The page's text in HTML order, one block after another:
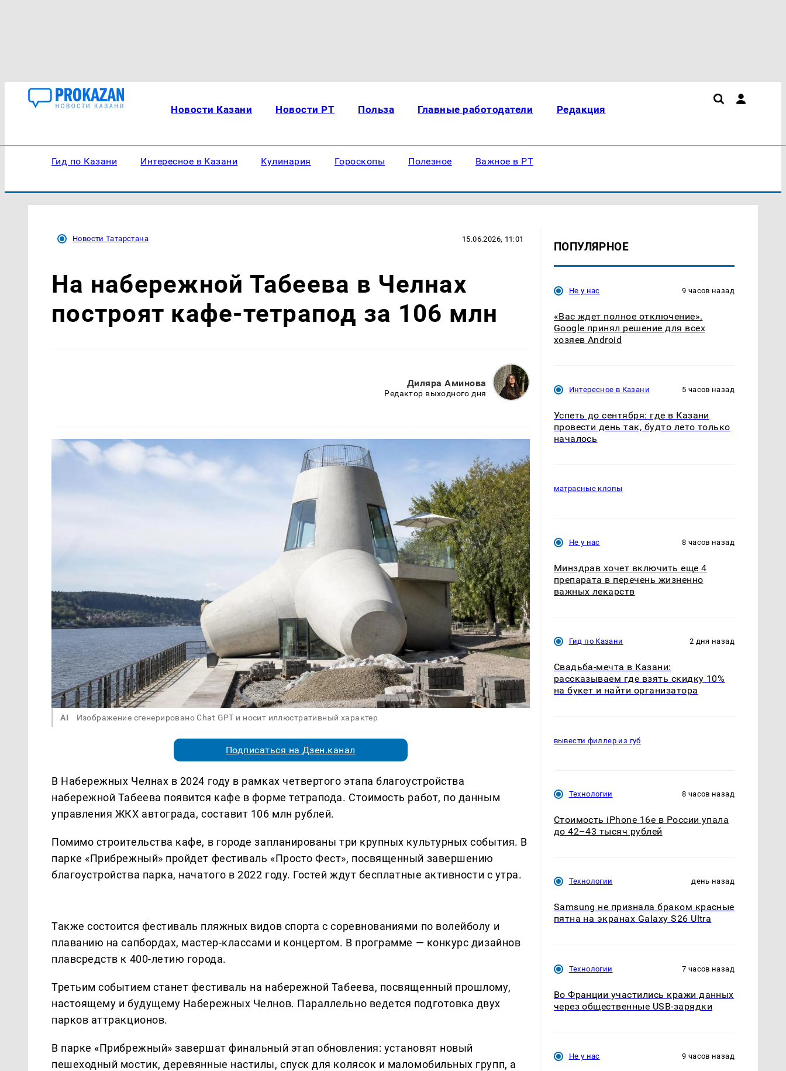
Новости Казани Новости РТ Польза Главные работодатели Редакция
Гид по Казани Интересное в Казани Кулинария Гороскопы Полезное Важное в РТ
Новости Татарстана 15.06.2026, 11:01
На набережной Табеева в Челнах
построят кафе-тетрапод за 106 млн
Диляра Аминова
Редактор выходного дня
AI Изображение сгенерировано Chat GPT и носит иллюстративный характер
Подписаться на Дзен.канал
В Набережных Челнах в 2024 году в рамках четвертого этапа благоустройства
набережной Табеева появится кафе в форме тетрапода. Стоимость работ, по данным
управления ЖКХ автограда, составит 106 млн рублей.
Помимо строительства кафе, в городе запланированы три крупных культурных события. В
парке «Прибрежный» пройдет фестиваль «Просто Фест», посвященный завершению
благоустройства парка, начатого в 2022 году. Гостей ждут бесплатные активности с утра.
Также состоится фестиваль пляжных видов спорта с соревнованиями по волейболу и
плаванию на сапбордах, мастер-классами и концертом. В программе — конкурс дизайнов
плавсредств к 400-летию города.
Третьим событием станет фестиваль на набережной Табеева, посвященный прошлому,
настоящему и будущему Набережных Челнов. Параллельно ведется подготовка двух
парков аттракционов.
В парке «Прибрежный» завершат финальный этап обновления: установят новый
пешеходный мостик, деревянные настилы, спуск для колясок и маломобильных групп, а
ПОПУЛЯРНОЕ
Не у нас 9 часов назад
«Вас ждет полное отключение».
Google принял решение для всех
хозяев Android
Интересное в Казани 5 часов назад
Успеть до сентября: где в Казани
провести день так, будто лето только
началось
матрасные клопы
Не у нас 8 часов назад
Минздрав хочет включить еще 4
препарата в перечень жизненно
важных лекарств
Гид по Казани 2 дня назад
Свадьба-мечта в Казани:
рассказываем где взять скидку 10%
на букет и найти организатора
вывести филлер из губ
Технологии 8 часов назад
Стоимость iPhone 16e в России упала
до 42–43 тысяч рублей
Технологии день назад
Samsung не признала браком красные
пятна на экранах Galaxy S26 Ultra
Технологии 7 часов назад
Во Франции участились кражи данных
через общественные USB-зарядки
Не у нас 9 часов назад